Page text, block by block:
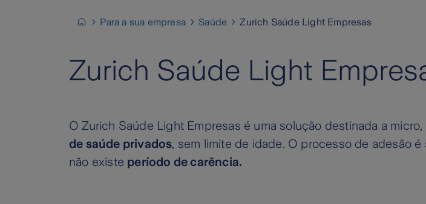
Para a sua empresa Saúde Zurich Saúde Light Empresas
Zurich Saúde Light
O Zurich Saúde Light Empresas é uma solução destinada a
de saúde privados, sem limite de idade. O processo de adesão
não existe período de carência.